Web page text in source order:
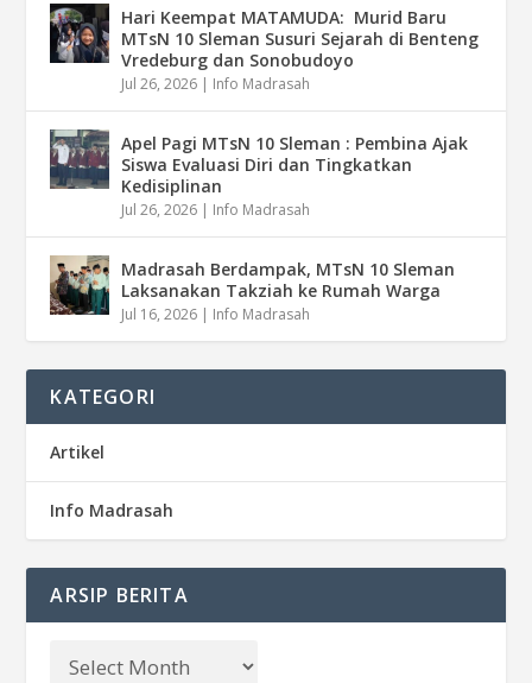
Hari Keempat MATAMUDA: Murid Baru
MTsN 10 Sleman Susuri Sejarah di Benteng
Vredeburg dan Sonobudoyo
Jul 26, 2026 | Info Madrasah
Apel Pagi MTsN 10 Sleman : Pembina Ajak
Siswa Evaluasi Diri dan Tingkatkan
Kedisiplinan
Jul 26, 2026 | Info Madrasah
Madrasah Berdampak, MTsN 10 Sleman
Laksanakan Takziah ke Rumah Warga
Jul 16, 2026 | Info Madrasah
KATEGORI
Artikel
Info Madrasah
ARSIP BERITA